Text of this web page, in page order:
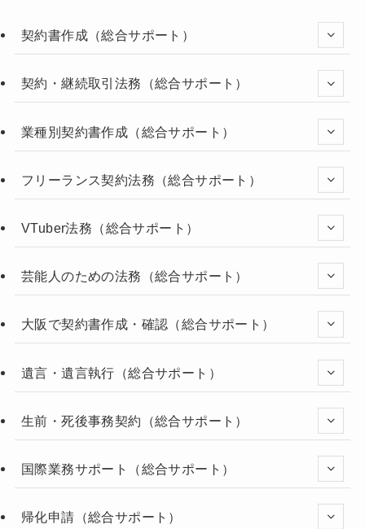
契約書作成（総合サポート）
契約・継続取引法務（総合サポート）
業種別契約書作成（総合サポート）
フリーランス契約法務（総合サポート）
VTuber法務（総合サポート）
芸能人のための法務（総合サポート）
大阪で契約書作成・確認（総合サポート）
遺言・遺言執行（総合サポート）
生前・死後事務契約（総合サポート）
国際業務サポート（総合サポート）
帰化申請（総合サポート）